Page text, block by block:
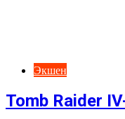
Экшен
Tomb Raider